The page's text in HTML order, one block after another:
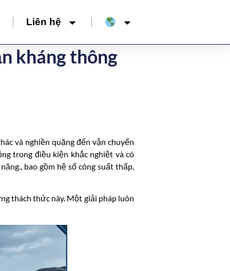
Liên hệ
kháng thông
và nghiền quặng đến vận chuyển
trong điều kiện khắc nghiệt và có
bao gồm hệ số công suất thấp,
thách thức này. Một giải pháp luôn